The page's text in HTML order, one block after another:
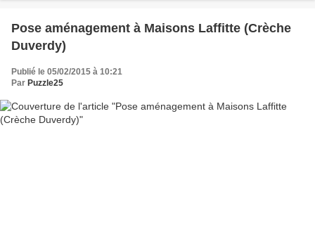
Pose aménagement à Maisons Laffitte (Crèche
Duverdy)
Publié le 05/02/2015 à 10:21
Par Puzzle25